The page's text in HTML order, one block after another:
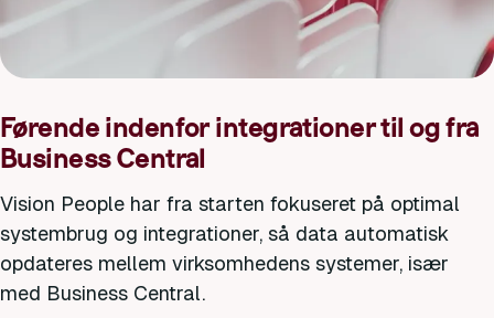
Førende indenfor integrationer til og fra
Business Central
Vision People har fra starten fokuseret på optimal
systembrug og integrationer, så data automatisk
opdateres mellem virksomhedens systemer, især
med Business Central.